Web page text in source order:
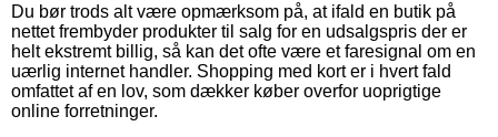
Du bør trods alt være opmærksom på, at ifald en butik på
nettet frembyder produkter til salg for en udsalgspris der er
helt ekstremt billig, så kan det ofte være et faresignal om en
uærlig internet handler. Shopping med kort er i hvert fald
omfattet af en lov, som dækker køber overfor uoprigtige
online forretninger.